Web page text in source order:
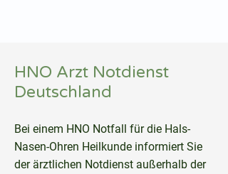
HNO Arzt Notdienst
Deutschland
Bei einem HNO Notfall für die Hals-
Nasen-Ohren Heilkunde informiert Sie
der ärztlichen Notdienst außerhalb der